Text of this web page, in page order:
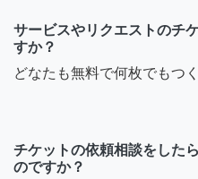
サービスやリクエストのチ
すか？
どなたも無料で何枚でもつ
チケットの依頼相談をした
のですか？